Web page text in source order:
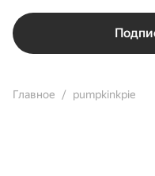
Главное pumpkinkpie